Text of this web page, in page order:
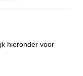
hieronder voor